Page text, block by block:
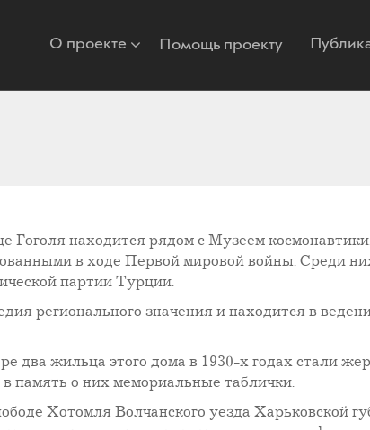
О проекте Помощь проекту
находится рядом с Музеем
в ходе Первой мировой войны. Среди
партии Турции.
регионального значения и находится в
два жильца этого дома в 1930-х годах стали
память о них мемориальные таблички.
Хотомля Волчанского уезда Харьковской